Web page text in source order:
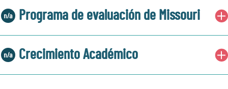
Programa de evaluación de Missouri
Crecimiento Académico